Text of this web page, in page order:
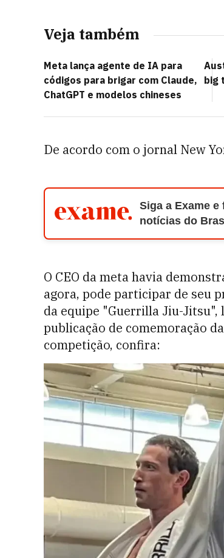
Veja também
Meta lança agente de IA para
códigos para brigar com Claude,
ChatGPT e modelos chineses
big
De acordo com o jornal New
Siga a Exame
notícias do
O CEO da meta havia
agora, pode participar de seu
da equipe "Guerrilla Jiu-Jitsu",
publicação de comemoração
competição, confira: